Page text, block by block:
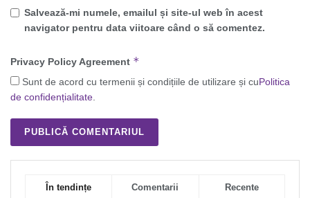
Salvează-mi numele, emailul și site-ul web în acest
navigator pentru data viitoare când o să comentez.
Privacy Policy Agreement *
Sunt de acord cu termenii și condițiile de utilizare și cuPolitica
de confidențialitate.
În tendințe Comentarii Recente